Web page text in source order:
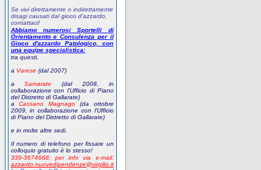
Se vivi direttamente o indirettamente
disagi causati dal gioco d’azzardo,
contattaci!
Abbiamo numerosi Sportelli di
Orientamento e Consulenza per il
Gioco d'azzardo Patologico, con
una equipe specialistica:
tra questi,
a Varese(dal 2007)
a Samarate (dal 2008, in
collaborazione con l'Ufficio di Piano
del Distretto di Gallarate)
a Cassano Magnago (da ottobre
2009, in collaborazione con l'Ufficio
di Piano del Distretto di Gallarate)
e in molte altre sedi.
Il numero di telefono per fissare un
colloquio gratuito è lo stesso!
339-3674668;
per info via e-mail:
azzardo.nuovedipendenze@virgilio.it